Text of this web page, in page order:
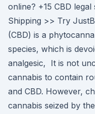
online? +15 CBD
Shipping >> Try
(CBD) is a
species, which is
analgesic, It is not
cannabis to contain
and CBD. However,
cannabis seized by